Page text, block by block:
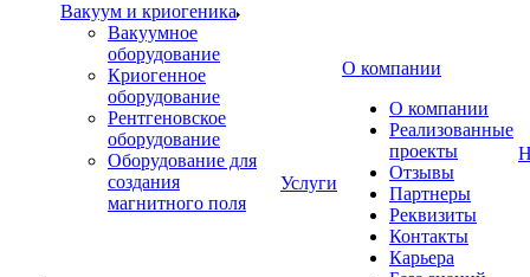
Вакуум и криогеника
Вакуумное
оборудование
Криогенное
оборудование
Рентгеновское
оборудование
Оборудование для
создания
магнитного поля
Услуги
О компании
О компании
Реализованные
проекты
Отзывы
Партнеры
Реквизиты
Контакты
Карьера